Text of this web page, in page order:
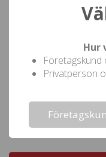
Denna dynkassett passar
Antal frp
Hur
Företagskund
Privatperson